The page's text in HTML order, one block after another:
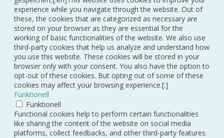
experience while you navigate through the website. Out of
these, the cookies that are categorized as necessary are
stored on your browser as they are essential for the
working of basic functionalities of the website. We also use
third-party cookies that help us analyze and understand how
you use this website. These cookies will be stored in your
browser only with your consent. You also have the option to
opt-out of these cookies. But opting out of some of these
cookies may affect your browsing experience.[:]
Funktionell
Funktionell
Functional cookies help to perform certain functionalities
like sharing the content of the website on social media
platforms, collect feedbacks, and other third-party features.